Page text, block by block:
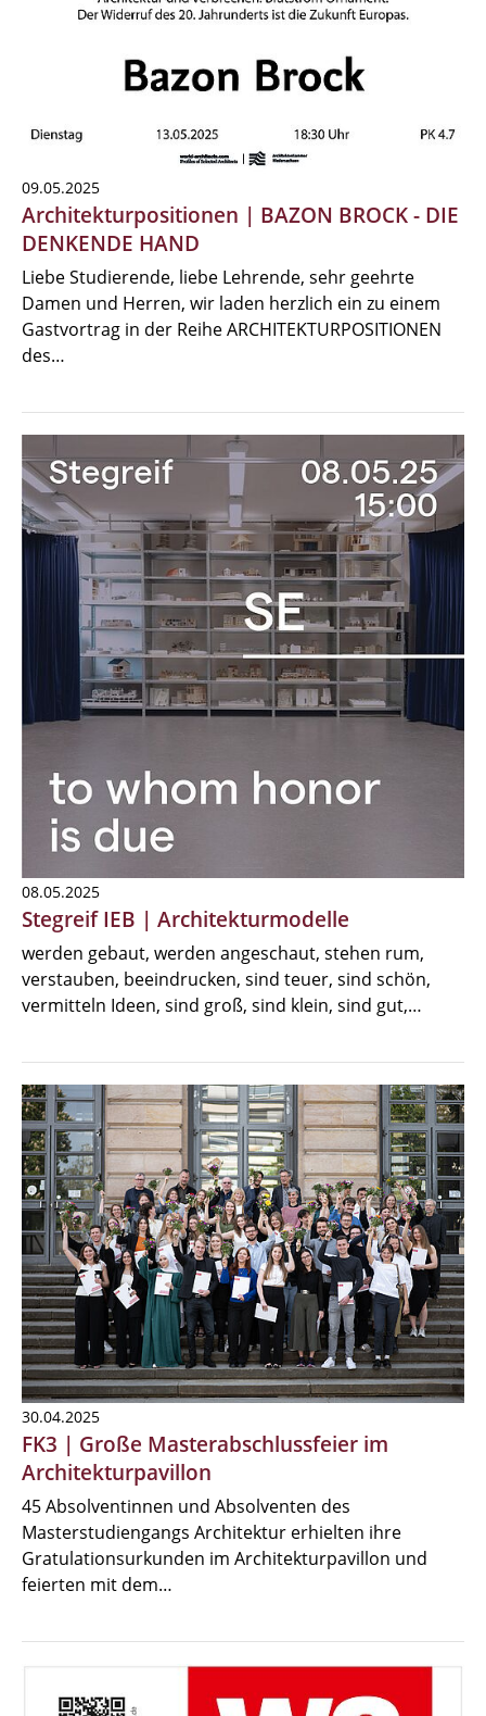
09.05.2025
Architekturpositionen | BAZON BROCK - DIE
DENKENDE HAND
Liebe Studierende, liebe Lehrende, sehr geehrte
Damen und Herren, wir laden herzlich ein zu einem
Gastvortrag in der Reihe ARCHITEKTURPOSITIONEN
des…
08.05.2025
Stegreif IEB | Architekturmodelle
werden gebaut, werden angeschaut, stehen rum,
verstauben, beeindrucken, sind teuer, sind schön,
vermitteln Ideen, sind groß, sind klein, sind gut,…
30.04.2025
FK3 | Große Masterabschlussfeier im
Architekturpavillon
45 Absolventinnen und Absolventen des
Masterstudiengangs Architektur erhielten ihre
Gratulationsurkunden im Architekturpavillon und
feierten mit dem…